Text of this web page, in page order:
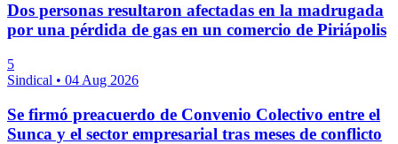
Dos personas resultaron afectadas en la madrugada
por una pérdida de gas en un comercio de Piriápolis
5
Sindical • 04 Aug 2026
Se firmó preacuerdo de Convenio Colectivo entre el
Sunca y el sector empresarial tras meses de conflicto